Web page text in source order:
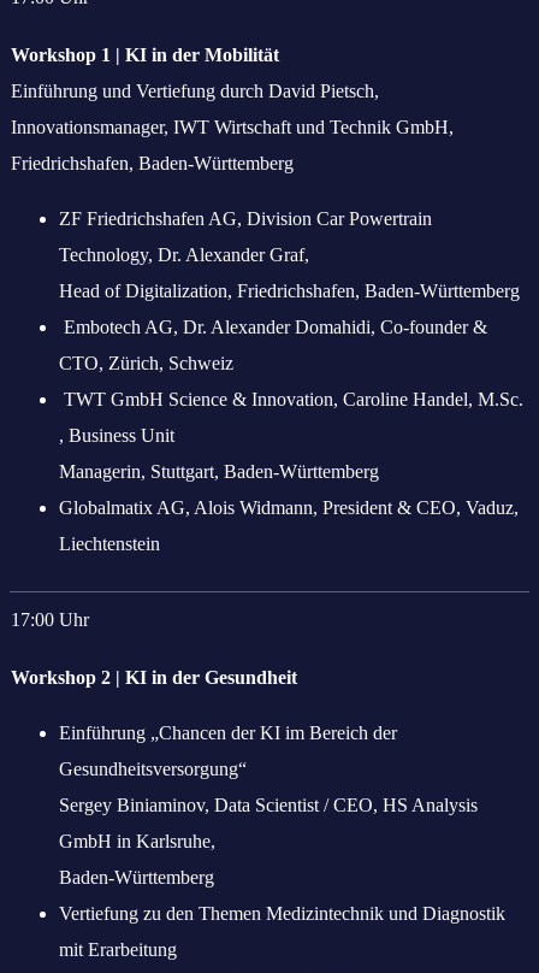
Workshop 1 | KI in der Mobilität
Einführung und Vertiefung durch David Pietsch,
Innovationsmanager, IWT Wirtschaft und Technik GmbH,
Friedrichshafen, Baden-Württemberg
ZF Friedrichshafen AG, Division Car Powertrain
Technology, Dr. Alexander Graf,
Head of Digitalization, Friedrichshafen, Baden-Württemberg
Embotech AG, Dr. Alexander Domahidi, Co-founder &
CTO, Zürich, Schweiz
TWT GmbH Science & Innovation, Caroline Handel, M.Sc.
, Business Unit
Managerin, Stuttgart, Baden-Württemberg
Globalmatix AG, Alois Widmann, President & CEO, Vaduz,
Liechtenstein
17:00 Uhr
Workshop 2 | KI in der Gesundheit
Einführung „Chancen der KI im Bereich der
Gesundheitsversorgung“
Sergey Biniaminov, Data Scientist / CEO, HS Analysis
GmbH in Karlsruhe,
Baden-Württemberg
Vertiefung zu den Themen Medizintechnik und Diagnostik
mit Erarbeitung